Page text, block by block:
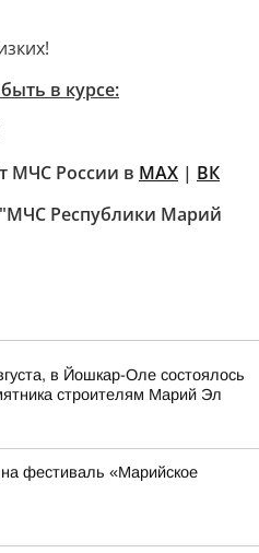
в курсе:
МЧС России в MAX | ВК
Республики Марий
в Йошкар-Оле состоялось
строителям Марий Эл
фестиваль «Марийское